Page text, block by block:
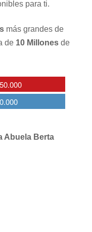
para ti.
más grandes de
de 10 Millones de
Abuela Berta